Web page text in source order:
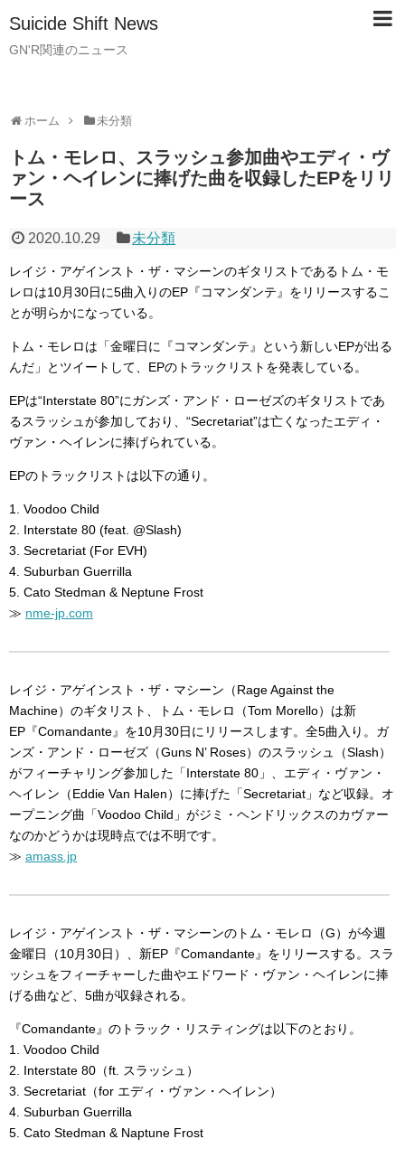
Suicide Shift News
GN'R関連のニュース
ホーム 未分類
トム・モレロ、スラッシュ参加曲やエディ・ヴ
ァン・ヘイレンに捧げた曲を収録したEPをリリ
ース
2020.10.29 未分類
レイジ・アゲインスト・ザ・マシーンのギタリストであるトム・モ
レロは10月30日に5曲入りのEP『コマンダンテ』をリリースするこ
とが明らかになっている。
トム・モレロは「金曜日に『コマンダンテ』という新しいEPが出る
んだ」とツイートして、EPのトラックリストを発表している。
EPは“Interstate 80”にガンズ・アンド・ローゼズのギタリストであ
るスラッシュが参加しており、“Secretariat”は亡くなったエディ・
ヴァン・ヘイレンに捧げられている。
EPのトラックリストは以下の通り。
1. Voodoo Child
2. Interstate 80 (feat. @Slash)
3. Secretariat (For EVH)
4. Suburban Guerrilla
5. Cato Stedman & Neptune Frost
≫ nme-jp.com
レイジ・アゲインスト・ザ・マシーン（Rage Against the
Machine）のギタリスト、トム・モレロ（Tom Morello）は新
EP『Comandante』を10月30日にリリースします。全5曲入り。ガ
ンズ・アンド・ローゼズ（Guns N’ Roses）のスラッシュ（Slash）
がフィーチャリング参加した「Interstate 80」、エディ・ヴァン・
ヘイレン（Eddie Van Halen）に捧げた「Secretariat」など収録。オ
ープニング曲「Voodoo Child」がジミ・ヘンドリックスのカヴァー
なのかどうかは現時点では不明です。
≫ amass.jp
レイジ・アゲインスト・ザ・マシーンのトム・モレロ（G）が今週
金曜日（10月30日）、新EP『Comandante』をリリースする。スラ
ッシュをフィーチャーした曲やエドワード・ヴァン・ヘイレンに捧
げる曲など、5曲が収録される。
『Comandante』のトラック・リスティングは以下のとおり。
1. Voodoo Child
2. Interstate 80（ft. スラッシュ）
3. Secretariat（for エディ・ヴァン・ヘイレン）
4. Suburban Guerrilla
5. Cato Stedman & Naptune Frost